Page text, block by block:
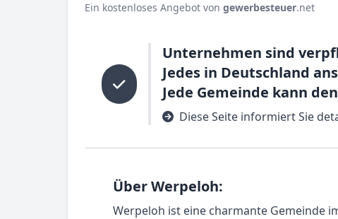
Ein kostenloses Angebot von gewerbesteuer.net
Unternehmen sind
Jedes in Deutschland
Jede Gemeinde kann
Diese Seite informiert Sie
Über Werpeloh:
Werpeloh ist eine charmante Gemeinde